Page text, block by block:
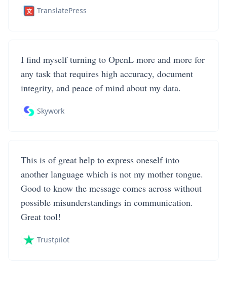
TranslatePress
I find myself turning to OpenL more and more for
any task that requires high accuracy, document
integrity, and peace of mind about my data.
Skywork
This is of great help to express oneself into
another language which is not my mother tongue.
Good to know the message comes across without
possible misunderstandings in communication.
Great tool!
Trustpilot